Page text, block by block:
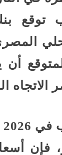
2026
فإن